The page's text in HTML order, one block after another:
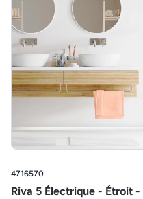
4716570
Riva 5 Électrique - Étroit